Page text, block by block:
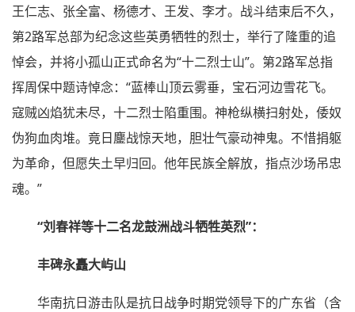
王仁志、张全富、杨德才、王发、李才。战斗结束后不久，
第2路军总部为纪念这些英勇牺牲的烈士，举行了隆重的追
悼会，并将小孤山正式命名为“十二烈士山”。第2路军总指
挥周保中题诗悼念：“蓝棒山顶云雾垂，宝石河边雪花飞。
寇贼凶焰犹未尽，十二烈士陷重围。神枪纵横扫射处，倭奴
伪狗血肉堆。竟日鏖战惊天地，胆壮气豪动神鬼。不惜捐躯
为革命，但愿失土早归回。他年民族全解放，指点沙场吊忠
魂。”
“刘春祥等十二名龙鼓洲战斗牺牲英烈”：
丰碑永矗大屿山
华南抗日游击队是抗日战争时期党领导下的广东省（含